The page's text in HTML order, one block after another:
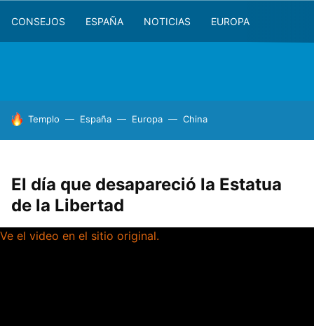
CONSEJOS ESPAÑA NOTICIAS EUROPA
HOY SE HABLA DE
Templo España Europa China
El día que desapareció la Estatua
de la Libertad
Ve el video en el sitio original.